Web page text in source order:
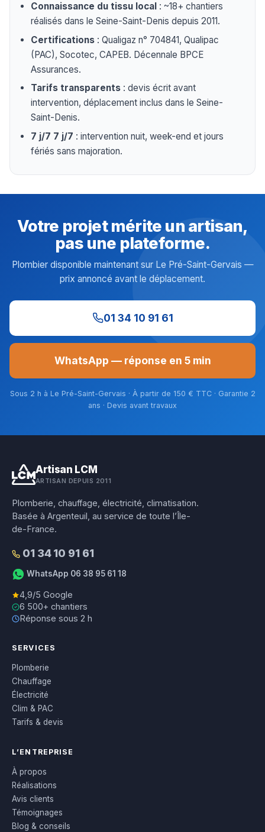
Connaissance du tissu local : ~18+ chantiers
réalisés dans le Seine-Saint-Denis depuis 2011.
Certifications : Qualigaz n° 704841, Qualipac
(PAC), Socotec, CAPEB. Décennale BPCE
Assurances.
Tarifs transparents : devis écrit avant
intervention, déplacement inclus dans le Seine-
Saint-Denis.
7 j/7 7 j/7 : intervention nuit, week-end et jours
fériés sans majoration.
Votre projet mérite un artisan,
pas une plateforme.
Plombier disponible maintenant sur Le Pré-Saint-Gervais —
prix annoncé avant le déplacement.
01 34 10 91 61
WhatsApp — réponse en 5 min
Sous 2 h à Le Pré-Saint-Gervais · À partir de 150 € TTC · Garantie 2
ans · Devis avant travaux
Artisan LCM
ARTISAN DEPUIS 2011
Plomberie, chauffage, électricité, climatisation.
Basée à Argenteuil, au service de toute l’Île-
de-France.
01 34 10 91 61
WhatsApp 06 38 95 61 18
4,9/5 Google
6 500+ chantiers
Réponse sous 2 h
SERVICES
Plomberie
Chauffage
Électricité
Clim & PAC
Tarifs & devis
L’ENTREPRISE
À propos
Réalisations
Avis clients
Témoignages
Blog & conseils